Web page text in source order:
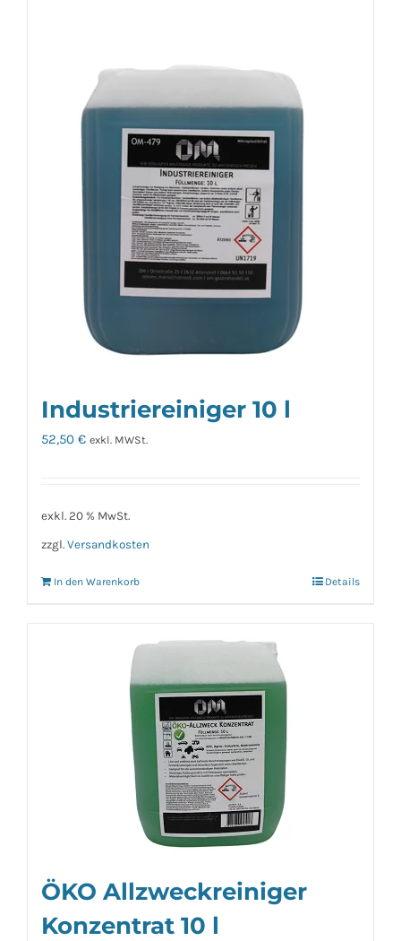
Industriereiniger 10 l
52,50 € exkl. MWSt.
exkl. 20 % MwSt.
zzgl. Versandkosten
In den Warenkorb Details
ÖKO Allzweckreiniger
Konzentrat 10 l